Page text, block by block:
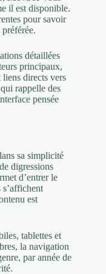
il est disponible.
pour savoir
détaillées
principaux,
liens directs vers
rappelle des
pensée
sa simplicité
digressions
d’entrer le
s’affichent
est
tablettes et
la navigation
par année de